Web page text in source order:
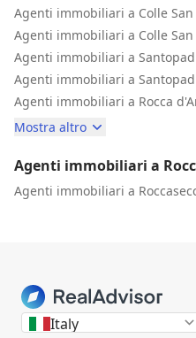
Agenti immobiliari a Colle
Agenti immobiliari a Colle San
Agenti immobiliari a
Agenti immobiliari a
Agenti immobiliari a Rocca
Mostra altro
Agenti immobiliari a
Agenti immobiliari a
Italy